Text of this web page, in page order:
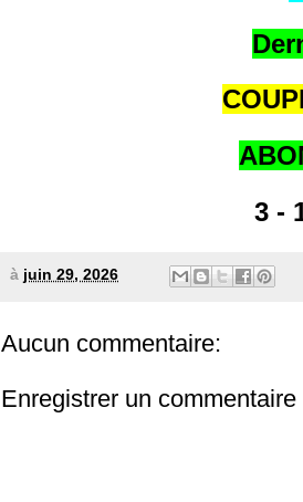
3 -
à juin 29, 2026
Aucun commentaire:
Enregistrer un commentaire